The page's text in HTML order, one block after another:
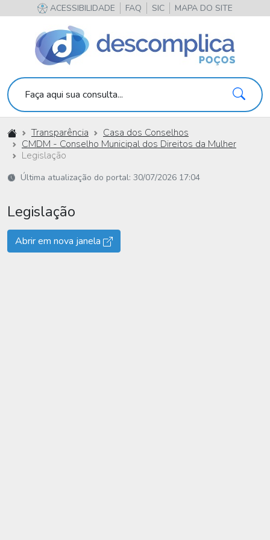
ACESSIBILIDADE FAQ SIC MAPA DO SITE
Faça aqui sua consulta...
Início Transparência
Casa dos Conselhos
CMDM - Conselho Municipal dos Direitos da Mulher
Legislação
Última atualização do portal: 30/07/2026 17:04
Legislação
Abrir em nova janela